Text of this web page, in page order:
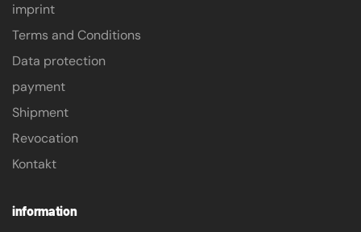
imprint
Terms and Conditions
Data protection
payment
Shipment
Revocation
Kontakt
information